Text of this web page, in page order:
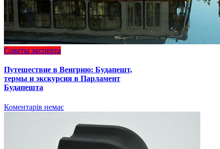
Советы эксперта
Путешествие в Венгрию: Будапешт,
термы и экскурсия в Парламент
Будапешта
Коментарів немає